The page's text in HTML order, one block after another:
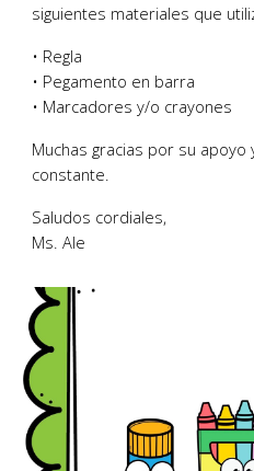
siguientes materiales que
• Regla
• Pegamento en barra
• Marcadores y/o crayones
Muchas gracias por su apoyo
constante.
Saludos cordiales,
Ms. Ale